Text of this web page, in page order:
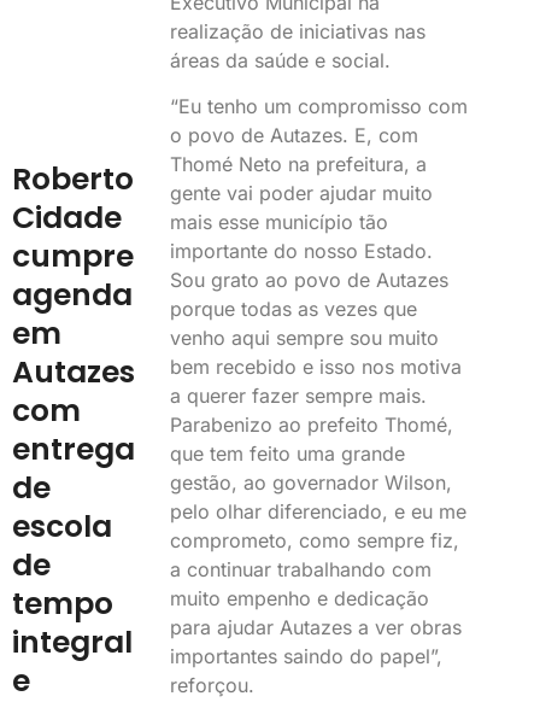
Roberto
Cidade
cumpre
agenda
em
Autazes
com
entrega
de
escola
de
tempo
integral
e
realização de iniciativas nas
áreas da saúde e social.
“Eu tenho um compromisso com
o povo de Autazes. E, com
Thomé Neto na prefeitura, a
gente vai poder ajudar muito
mais esse município tão
importante do nosso Estado.
Sou grato ao povo de Autazes
porque todas as vezes que
venho aqui sempre sou muito
bem recebido e isso nos motiva
a querer fazer sempre mais.
Parabenizo ao prefeito Thomé,
que tem feito uma grande
gestão, ao governador Wilson,
pelo olhar diferenciado, e eu me
comprometo, como sempre fiz,
a continuar trabalhando com
muito empenho e dedicação
para ajudar Autazes a ver obras
importantes saindo do papel”,
reforçou.